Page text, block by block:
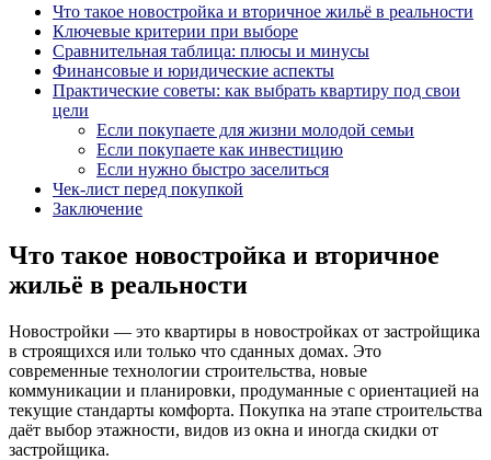
Что такое новостройка и вторичное жильё в реальности
Ключевые критерии при выборе
Сравнительная таблица: плюсы и минусы
Финансовые и юридические аспекты
Практические советы: как выбрать квартиру под свои
цели
Если покупаете для жизни молодой семьи
Если покупаете как инвестицию
Если нужно быстро заселиться
Чек-лист перед покупкой
Заключение
Что такое новостройка и вторичное
жильё в реальности
Новостройки — это квартиры в новостройках от застройщика
в строящихся или только что сданных домах. Это
современные технологии строительства, новые
коммуникации и планировки, продуманные с ориентацией на
текущие стандарты комфорта. Покупка на этапе строительства
даёт выбор этажности, видов из окна и иногда скидки от
застройщика.